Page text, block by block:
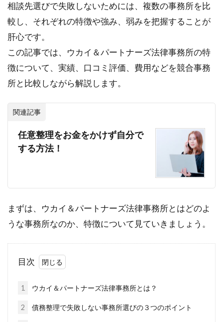
相談先選びで失敗しないためには、複数の事務所を比
較し、それぞれの特徴や強み、弱みを把握することが
肝心です。
この記事では、ウカイ＆パートナーズ法律事務所の特
徴について、実績、口コミ評価、費用などを競合事務
所と比較しながら解説します。
関連記事
任意整理をお金をかけず自分で
する方法！
まずは、ウカイ＆パートナーズ法律事務所とはどのよ
うな事務所なのか、特徴について見ていきましょう。
目次
1 ウカイ＆パートナーズ法律事務所とは？
2 債務整理で失敗しない事務所選びの３つのポイント